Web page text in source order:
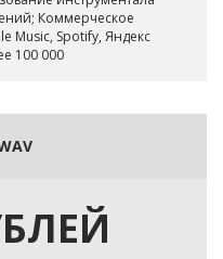
Коммерческое
Music, Spotify, Яндекс
100 000
на бит остаются у
лицензии, Вы
путем доплаты